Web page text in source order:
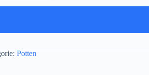
Potten